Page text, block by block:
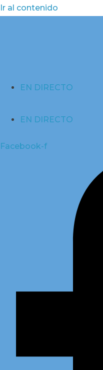
Ir al contenido
EN DIRECTO
EN DIRECTO
Facebook-f